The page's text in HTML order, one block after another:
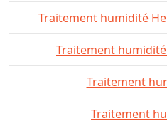
Traitement humidité
Traitement
Traitement
Traitement